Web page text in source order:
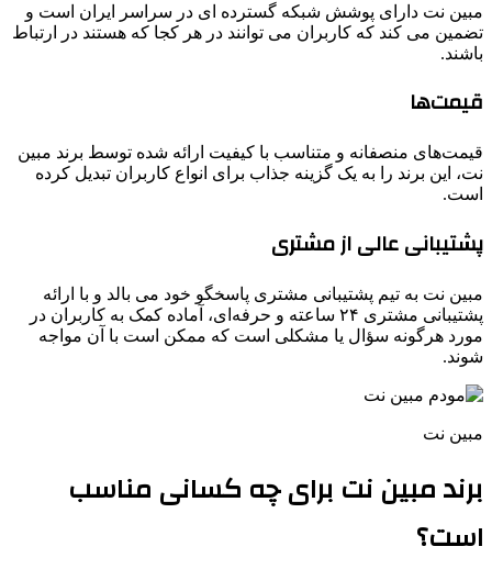
مبین نت دارای پوشش شبکه گسترده ای در سراسر ایران است و
تضمین می کند که کاربران می توانند در هر کجا که هستند در ارتباط
باشند.
قیمت‌ها
قیمت‌های منصفانه و متناسب با کیفیت ارائه شده توسط برند مبین
نت، این برند را به یک گزینه جذاب برای انواع کاربران تبدیل کرده
است.
پشتیبانی عالی از مشتری
مبین نت به تیم پشتیبانی مشتری پاسخگو خود می بالد و با ارائه
پشتیبانی مشتری ۲۴ ساعته و حرفه‌ای، آماده کمک به کاربران در
مورد هرگونه سؤال یا مشکلی است که ممکن است با آن مواجه
شوند.
مبین نت
برند مبین نت برای چه کسانی مناسب
است؟